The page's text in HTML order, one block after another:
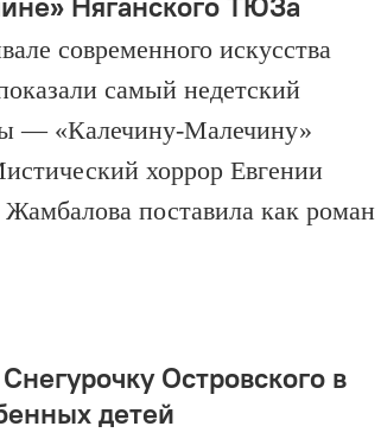
современного искусства
самый недетский
— «Калечину-Малечину»
хоррор Евгении
поставила как роман
Островского в
детей